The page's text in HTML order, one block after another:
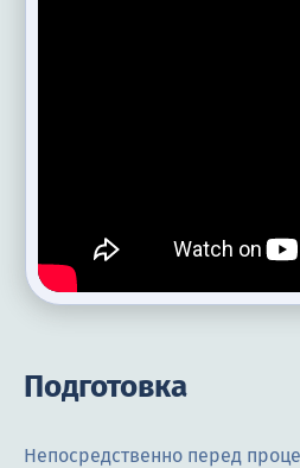
Подготовка
Непосредственно перед